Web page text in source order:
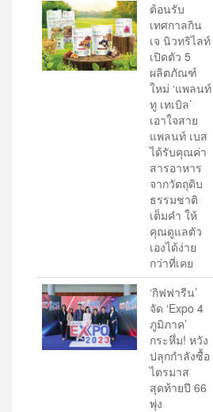
ต้อนรับ
เทศกาลกิน
เจ นิวทริไลท์
เปิดตัว 5
ผลิตภัณฑ์
ใหม่ ‘แพลนท์
ทู เทเบิล’
เอาใจสาย
แพลนท์ เบส
ได้รับคุณค่า
สารอาหาร
จากวัตถุดิบ
ธรรมชาติ
เต็มคำ ให้
คุณดูแลตัว
เองได้ง่าย
กว่าที่เคย
‘กิฟฟารีน’
จัด ‘Expo 4
ภูมิภาค’
กระหึ่ม! หวัง
ปลุกกำลังซื้อ
ไตรมาส
สุดท้ายปี 66
พุ่ง